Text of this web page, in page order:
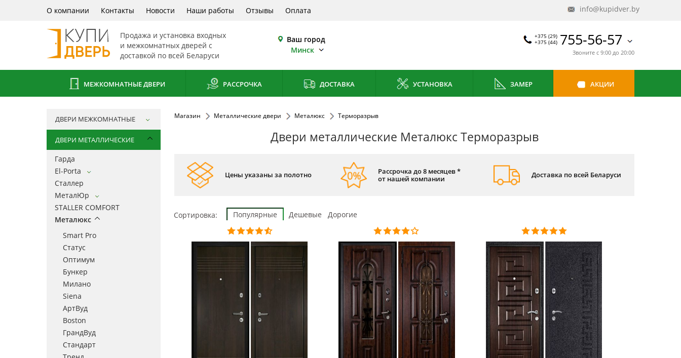
О компании Контакты Новости Наши работы Отзывы Оплата info@kupidver.by
Продажа и установка входных
и межкомнатных дверей с
доставкой по всей Беларуси
Ваш город
Минск
+375 (29)
+375 (44) 755-56-57
Звоните с 9:00 до 20:00
МЕЖКОМНАТНЫЕ ДВЕРИ РАССРОЧКА ДОСТАВКА УСТАНОВКА ЗАМЕР АКЦИИ
ДВЕРИ МЕЖКОМНАТНЫЕ
ДВЕРИ МЕТАЛЛИЧЕСКИЕ
Гарда
El-Porta
Сталлер
МеталЮр
STALLER COMFORT
Металюкс
Smart Pro
Статус
Оптимум
Бункер
Милано
Siena
АртВуд
Boston
ГрандВуд
Стандарт
Магазин Металлические двери Металюкс Терморазрыв
Двери металлические Металюкс Терморазрыв
Цены указаны за полотно
Рассрочка до 8 месяцев *
от нашей компании
Доставка по всей Беларуси
Сортировка: Популярные Дешевые Дорогие